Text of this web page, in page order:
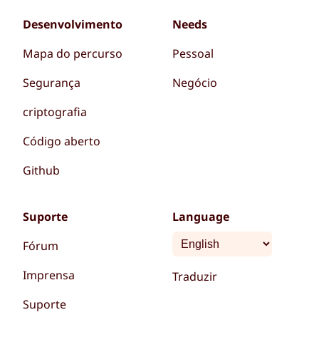
Desenvolvimento
Mapa do percurso
Segurança
criptografia
Código aberto
Github
Needs
Pessoal
Negócio
Suporte
Fórum
Imprensa
Suporte
Language
Traduzir